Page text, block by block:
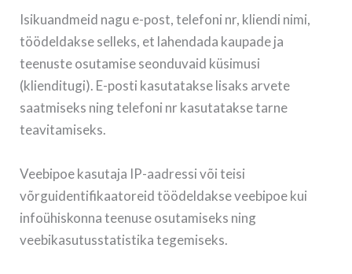
Isikuandmeid nagu e-post, telefoni nr, kliendi nimi,
töödeldakse selleks, et lahendada kaupade ja
teenuste osutamise seonduvaid küsimusi
(klienditugi). E-posti kasutatakse lisaks arvete
saatmiseks ning telefoni nr kasutatakse tarne
teavitamiseks.
Veebipoe kasutaja IP-aadressi või teisi
võrguidentifikaatoreid töödeldakse veebipoe kui
infoühiskonna teenuse osutamiseks ning
veebikasutusstatistika tegemiseks.